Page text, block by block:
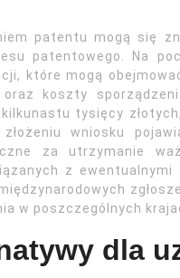
patentu mogą się
patentowego. Na
które mogą
koszty
tysięcy
złożeniu wniosku
za utrzymanie
z
w poszczególnych
dla